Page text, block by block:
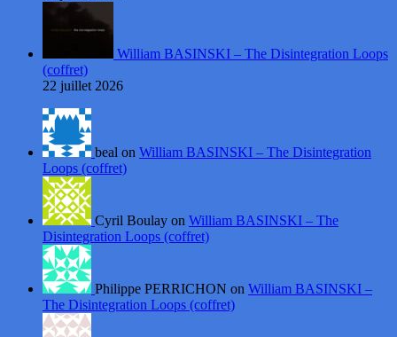
William BASINSKI – The Disintegration Loops
(coffret)
22 juillet 2026
beal on William BASINSKI – The Disintegration
Loops (coffret)
Cyril Boulay on William BASINSKI – The
Disintegration Loops (coffret)
Philippe PERRICHON on William BASINSKI –
The Disintegration Loops (coffret)